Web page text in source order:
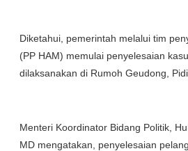
Diketahui, pemerintah melalui tim
(PP HAM) memulai penyelesaian
dilaksanakan di Rumoh Geudong,
Menteri Koordinator Bidang Politik,
MD mengatakan, penyelesaian